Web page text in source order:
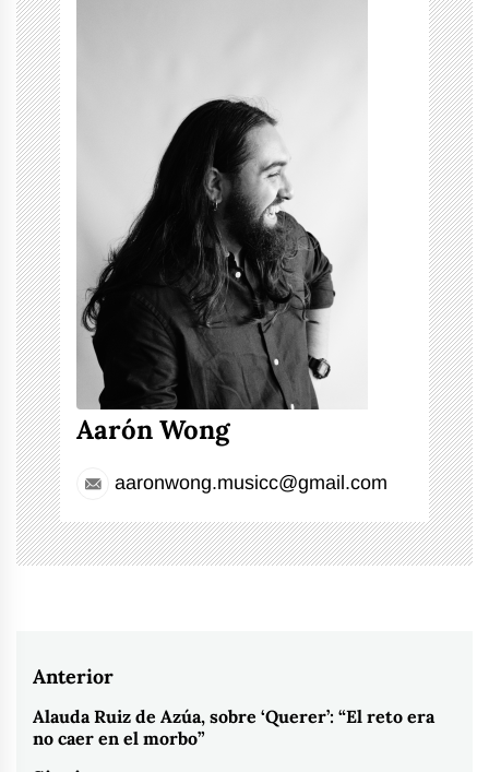
Aarón Wong
aaronwong.musicc@gmail.com
Navegación
de
entradas
Anterior
Entrada
anterior:
Alauda Ruiz de Azúa, sobre ‘Querer’: “El reto era
no caer en el morbo”